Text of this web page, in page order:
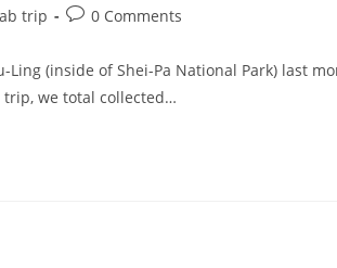
trip 0 Comments
(inside of Shei-Pa National Park) last
we total collected…